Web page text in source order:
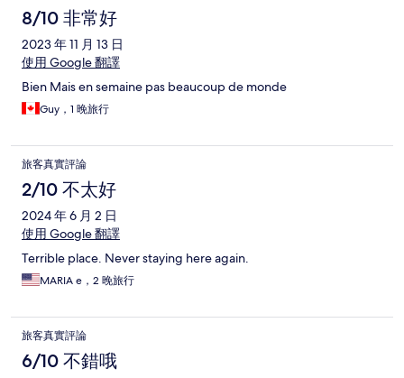
8/10 非常好
2023 年 11 月 13 日
使用 Google 翻譯
Bien Mais en semaine pas beaucoup de monde
Guy，1 晚旅行
旅客真實評論
2/10 不太好
2024 年 6 月 2 日
使用 Google 翻譯
Terrible place. Never staying here again.
MARIA e，2 晚旅行
旅客真實評論
6/10 不錯哦